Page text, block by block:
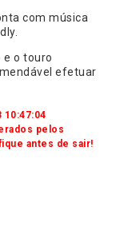
com música
e o touro
efetuar
10:47:04
pelos
antes de sair!